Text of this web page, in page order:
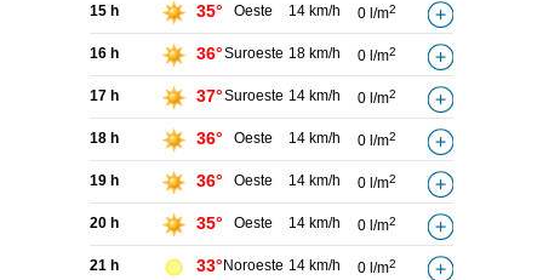
15 h 35° Oeste 14 km/h 0 l/m2
16 h 36°Suroeste 18 km/h 0 l/m2
17 h 37°Suroeste 14 km/h 0 l/m2
18 h 36° Oeste 14 km/h 0 l/m2
19 h 36° Oeste 14 km/h 0 l/m2
20 h 35° Oeste 14 km/h 0 l/m2
21 h 33° Noroeste 14 km/h 0 l/m2